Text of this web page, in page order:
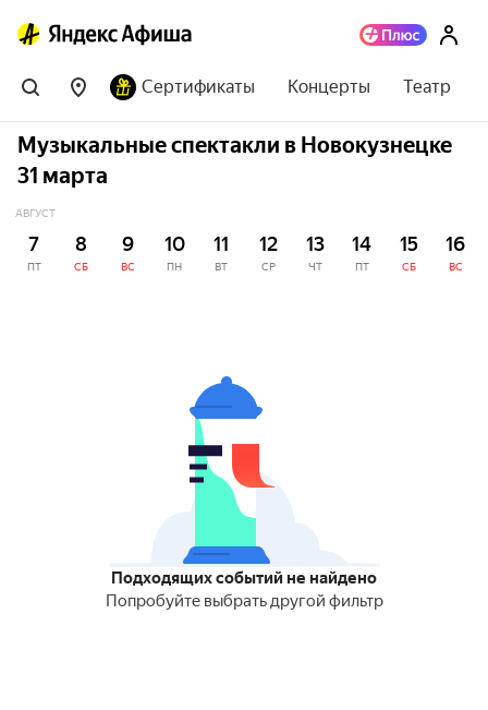
Сертификаты Концерты Театр
Музыкальные спектакли в Новокузнецке
31 марта
АВГУСТ
7
ПТ
8
СБ
9
ВС
10
ПН
11
ВТ
12
СР
13
ЧТ
14
ПТ
15
СБ
16
ВС
Подходящих событий не найдено
Попробуйте выбрать другой фильтр